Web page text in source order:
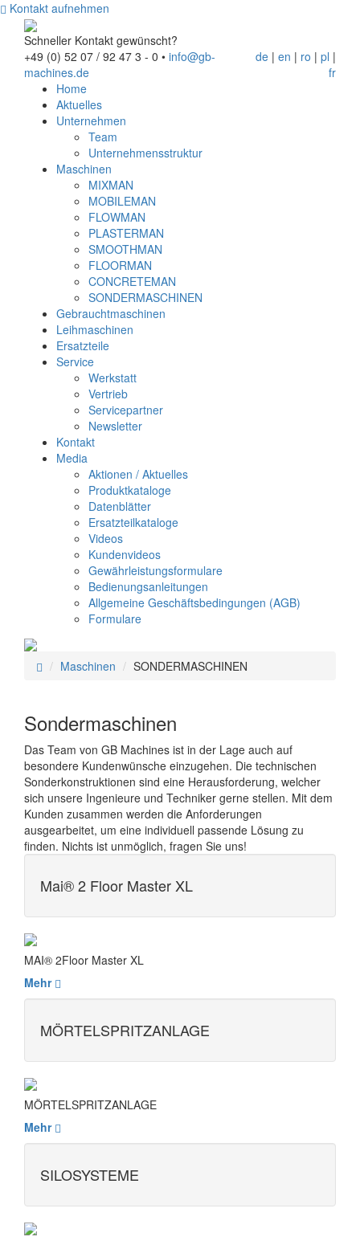
Kontakt aufnehmen
Schneller Kontakt gewünscht?
+49 (0) 52 07 / 92 47 3 - 0 • info@gb-
machines.de
de| en | ro | pl |
fr
Home
Aktuelles
Unternehmen
Team
Unternehmensstruktur
Maschinen
MIXMAN
MOBILEMAN
FLOWMAN
PLASTERMAN
SMOOTHMAN
FLOORMAN
CONCRETEMAN
SONDERMASCHINEN
Gebrauchtmaschinen
Leihmaschinen
Ersatzteile
Service
Werkstatt
Vertrieb
Servicepartner
Newsletter
Kontakt
Media
Aktionen / Aktuelles
Produktkataloge
Datenblätter
Ersatzteilkataloge
Videos
Kundenvideos
Gewährleistungsformulare
Bedienungsanleitungen
Allgemeine Geschäftsbedingungen (AGB)
Formulare
Maschinen SONDERMASCHINEN
Sondermaschinen
Das Team von GB Machines ist in der Lage auch auf
besondere Kundenwünsche einzugehen. Die technischen
Sonderkonstruktionen sind eine Herausforderung, welcher
sich unsere Ingenieure und Techniker gerne stellen. Mit dem
Kunden zusammen werden die Anforderungen
ausgearbeitet, um eine individuell passende Lösung zu
finden. Nichts ist unmöglich, fragen Sie uns!
Mai® 2 Floor Master XL
MAI® 2Floor Master XL
Mehr
MÖRTELSPRITZANLAGE
MÖRTELSPRITZANLAGE
Mehr
SILOSYSTEME